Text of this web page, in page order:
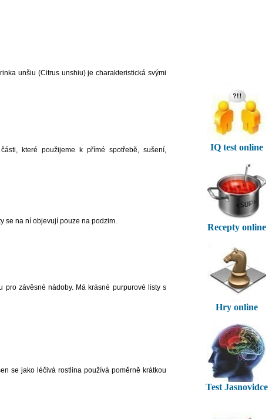
unšiu (Citrus unshiu) je charakteristická svými
které použijeme k přímé spotřebě, sušení,
se na ní objevují pouze na podzim.
pro závěsné nádoby. Má krásné purpurové listy s
se jako léčivá rostlina používá poměrně krátkou
IQ test online
Recepty online
Hry online
Test Jasnovidce